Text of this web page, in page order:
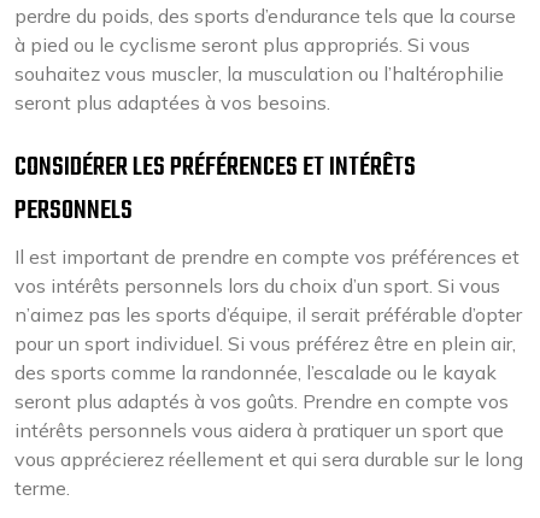
perdre du poids, des sports d’endurance tels que la course
à pied ou le cyclisme seront plus appropriés. Si vous
souhaitez vous muscler, la musculation ou l’haltérophilie
seront plus adaptées à vos besoins.
CONSIDÉRER LES PRÉFÉRENCES ET INTÉRÊTS
PERSONNELS
Il est important de prendre en compte vos préférences et
vos intérêts personnels lors du choix d’un sport. Si vous
n’aimez pas les sports d’équipe, il serait préférable d’opter
pour un sport individuel. Si vous préférez être en plein air,
des sports comme la randonnée, l’escalade ou le kayak
seront plus adaptés à vos goûts. Prendre en compte vos
intérêts personnels vous aidera à pratiquer un sport que
vous apprécierez réellement et qui sera durable sur le long
terme.